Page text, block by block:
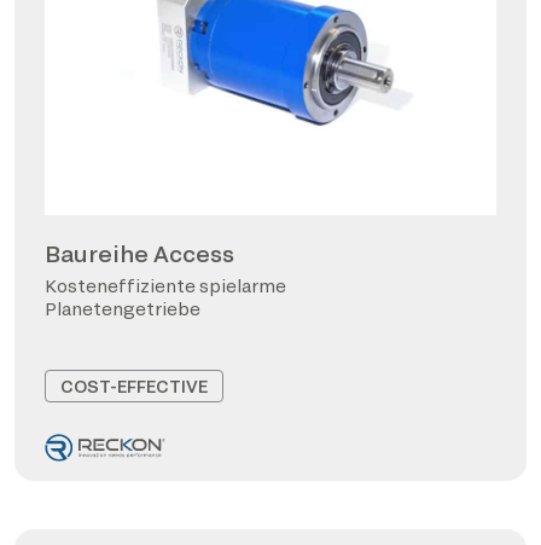
Baureihe Access
Kosteneffiziente spielarme
Planetengetriebe
COST-EFFECTIVE